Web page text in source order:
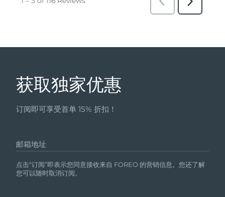
获取独家优惠
订阅即可享受首单 15% 折扣！
邮箱地址
点击“订阅”即表示您同意接收来自 FOREO 的营销信息。您还了解
您可以随时取消订阅。